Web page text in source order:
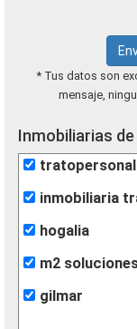
* Tus datos son
mensaje,
Inmobiliarias
tratopersonal
inmobiliaria
hogalia
m2
gilmar